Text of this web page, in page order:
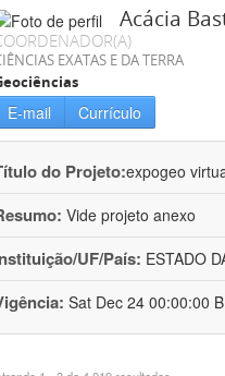
Acácia
EXATAS E DA TERRA
E-mail Currículo
do Projeto:expogeo
Vide projeto anexo
UF/País: ESTADO
Sat Dec 24 00:00:00